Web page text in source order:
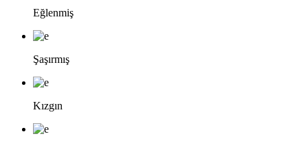
Eğlenmiş
Şaşırmış
Kızgın